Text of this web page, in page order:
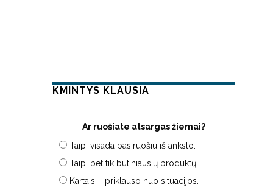
KMINTYS KLAUSIA
Ar ruošiate atsargas žiemai?
Taip, visada pasiruošiu iš anksto.
Taip, bet tik būtiniausių produktų.
Kartais – priklauso nuo situacijos.